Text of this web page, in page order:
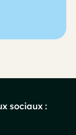
sociaux :